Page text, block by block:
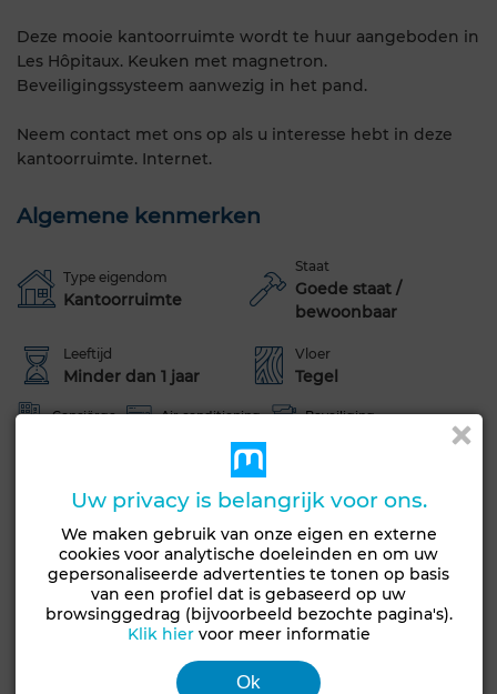
Deze mooie kantoorruimte wordt te huur aangeboden in
Les Hôpitaux. Keuken met magnetron.
Beveiligingssysteem aanwezig in het pand.
Neem contact met ons op als u interesse hebt in deze
kantoorruimte. Internet.
Algemene kenmerken
Type eigendom
Kantoorruimte
Staat
Goede staat /
bewoonbaar
Leeftijd
Minder dan 1 jaar
Vloer
Tegel
Conciërge Air conditioning Beveiliging
Zie meer foto's
Uw privacy is belangrijk voor ons.
We maken gebruik van onze eigen en externe
cookies voor analytische doeleinden en om uw
gepersonaliseerde advertenties te tonen op basis
van een profiel dat is gebaseerd op uw
browsinggedrag (bijvoorbeeld bezochte pagina's).
Klik hiervoor meer informatie
Ok